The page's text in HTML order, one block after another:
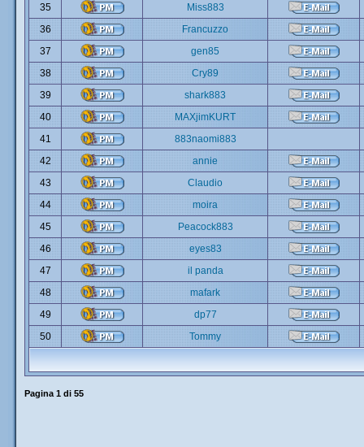
35
Miss883
36
Francuzzo
37
gen85
38
Cry89
39
shark883
40
MAXjimKURT
41
883naomi883
42
annie
43
Claudio
44
moira
45
Peacock883
46
eyes83
47
il panda
48
mafark
49
dp77
50
Tommy
Pagina 1 di 55